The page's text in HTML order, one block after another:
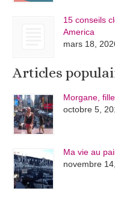
15 conseils
America
mars 18,
Articles
Morgane,
octobre 5,
Ma vie au
novembre